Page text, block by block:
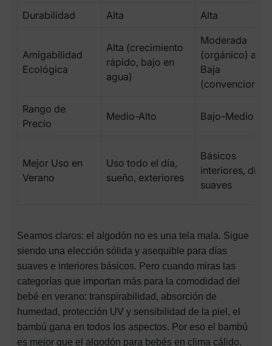
Durabilidad Alta Alta
Amigabilidad
Ecológica
Alta (crecimiento
rápido, bajo en
agua)
Moderada
(orgánico) a
Baja
(convencional)
Rango de
Precio
Medio-Alto Bajo-Medio
Mejor Uso en
Verano
Uso todo el día,
sueño, exteriores
Básicos
interiores, días
suaves
Seamos claros: el algodón no es una tela mala. Sigue
siendo una elección sólida y asequible para días
suaves e interiores básicos. Pero cuando miras las
categorías que importan más para la comodidad del
bebé en verano: transpirabilidad, absorción de
humedad, protección UV y sensibilidad de la piel, el
bambú gana en todos los aspectos. Por eso el bambú
es mejor que el algodón para bebés en clima cálido.